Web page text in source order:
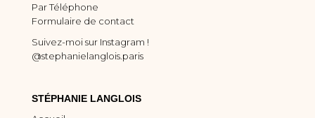
Par Téléphone
Formulaire de contact
Suivez-moi sur Instagram !
@stephanielanglois.paris
STÉPHANIE LANGLOIS